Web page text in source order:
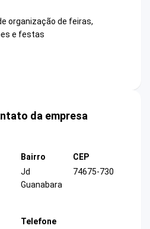
organização de feiras,
e festas
da empresa
Bairro
Jd
Guanabara
CEP
74675-730
Telefone